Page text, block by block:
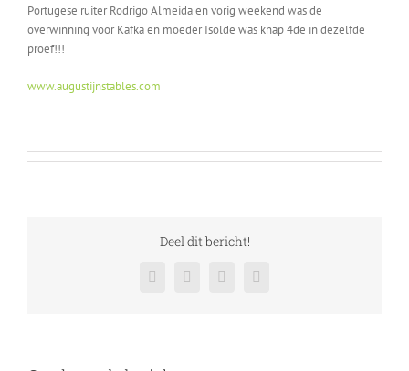
Portugese ruiter Rodrigo Almeida en vorig weekend was de
overwinning voor Kafka en moeder Isolde was knap 4de in dezelfde
proef!!!
www.augustijnstables.com
Deel dit bericht!
FacebookTwitterLinkedIn
E-